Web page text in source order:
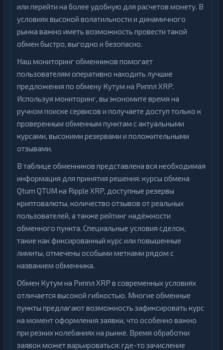
или перейти на более удобную для расчетов монету. В
условиях высокой волатильности и динамичного
рынка важно иметь возможность провести такой
обмен быстро, выгодно и безопасно.
Наш мониторинг обменников помогает
пользователям оперативно находить лучшие
предложения по обмену Кутум на Риппл XRP.
Используя мониторинг, вы экономите время на
ручном поиске сервисов и получаете доступ только к
проверенным обменным пунктам с актуальными
курсами, высокими резервами и положительными
отзывами.
В таблице обменников представлена вся необходимая
информация для принятия решения: курсы обмена
Qtum QTUM на Ripple XRP, доступные резервы
криптовалюты, количество отзывов от реальных
пользователей, а также рейтинг надёжности
обменного пункта. Специальные условия сделок,
такие как фиксированный курс или повышенные
лимиты, отмечены особыми метками рядом с
названием обменника.
Обмен Кутум на Риппл XRP в современных условиях
отличается высокой гибкостью. Многие обменные
пункты предлагают возможность зафиксировать курс
на момент оформления заявки, что особенно важно
при резких колебаниях на рынке. Время обработки
заявок может варьироваться: где-то зачисление